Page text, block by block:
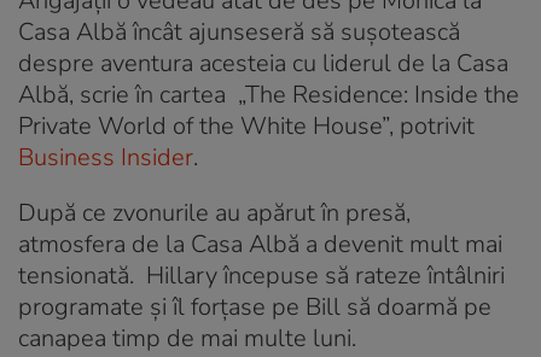
Casa Albă încât ajunseseră să sușotească
despre aventura acesteia cu liderul de la Casa
Albă, scrie în cartea „The Residence: Inside the
Private World of the White House”, potrivit
Business Insider.
După ce zvonurile au apărut în presă,
atmosfera de la Casa Albă a devenit mult mai
tensionată. Hillary începuse să rateze întâlniri
programate și îl forțase pe Bill să doarmă pe
canapea timp de mai multe luni.